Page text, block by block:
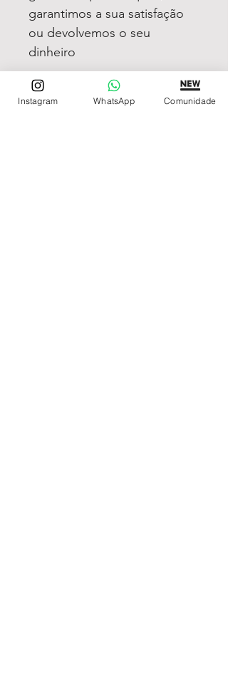
garantimos a sua satisfação
ou devolvemos o seu
dinheiro
Instagram WhatsApp Comunidade